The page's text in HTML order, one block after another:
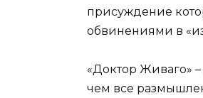
присуждение
обвинениями в
«Доктор Живаго» –
чем все